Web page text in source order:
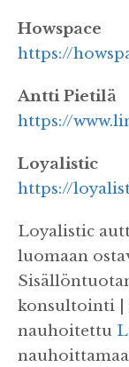
Howspace
⁠https://
Antti Pietilä
⁠https://
Loyalistic
⁠https://
Loyalistic
luomaan
konsultointi |
nauhoitettu